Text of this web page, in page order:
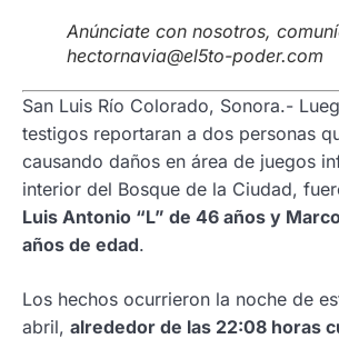
Anúnciate con nosotros,
hectornavia@el5to-poder.com
San Luis Río Colorado, Sonora.-
testigos reportaran a dos personas
causando daños en área de juegos
interior del Bosque de la Ciudad,
Luis Antonio “L” de 46 años y
años de edad.
Los hechos ocurrieron la noche de
abril, alrededor de las 22:08 horas